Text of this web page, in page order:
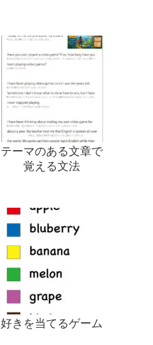
テーマのある文章で
覚える文法
好きを当てるゲーム